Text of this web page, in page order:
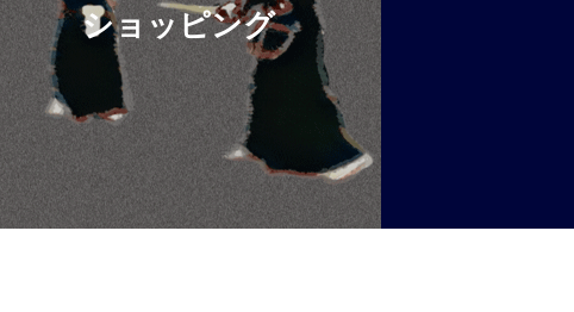
ショッピング